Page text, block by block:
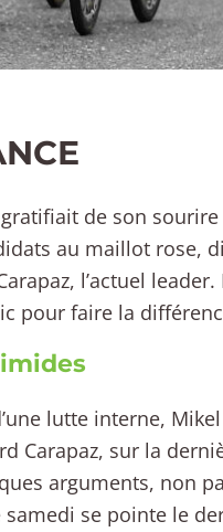
gratifiait de son
au maillot rose,
l’actuel
pour faire la
lutte interne,
Carapaz, sur la
arguments, non
se pointe le